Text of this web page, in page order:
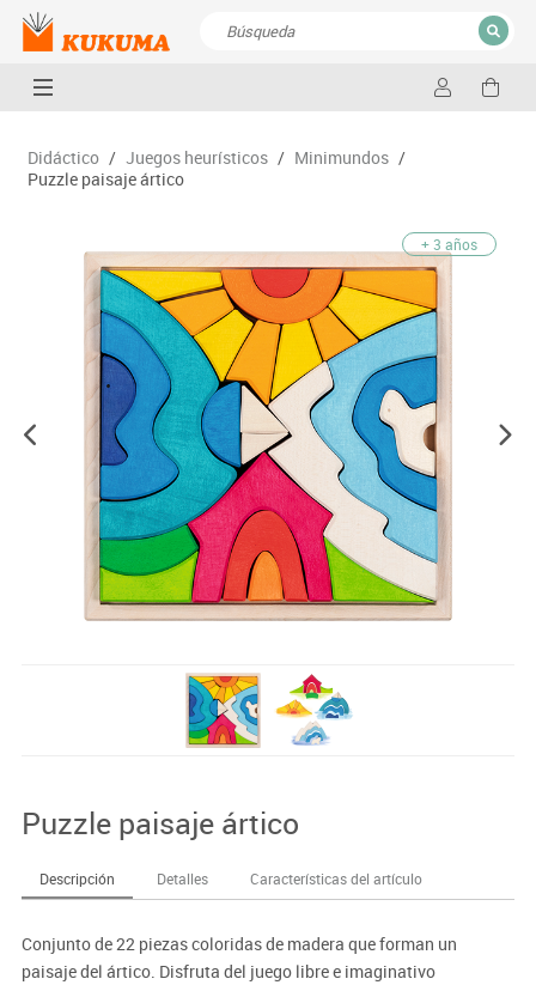
CERRAR
Didáctico / Juegos heurísticos / Minimundos /
Puzzle paisaje ártico
+ 3 años
Puzzle paisaje ártico
Descripción Detalles Características del artículo
Conjunto de 22 piezas coloridas de madera que forman un
paisaje del ártico. Disfruta del juego libre e imaginativo